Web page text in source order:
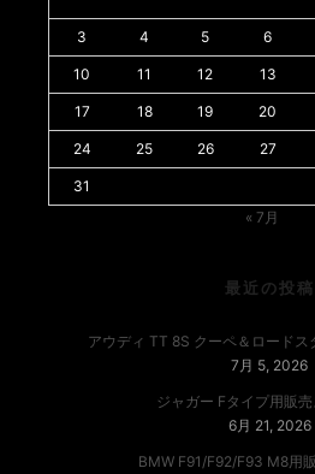
3 4 5 6
10 11 12 13
17 18 19 20
24 25 26 27
31
« 7月
最近の投稿
アウディ TT 8S クーペ＆ロードス
7月 5, 2026
ジャガー Fタイプ用販売
6月 21, 2026
BMW F91/F92/F93 M8用